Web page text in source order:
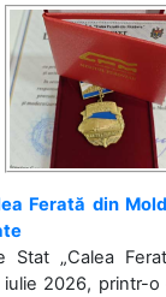
Ferată din
Stat „Calea
iulie 2026, printr-